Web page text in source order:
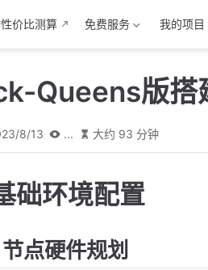
价比测算 免费服务 我的项目
Queens版搭
8/13 ... 大约 93 分钟
础环境配置
节点硬件规划